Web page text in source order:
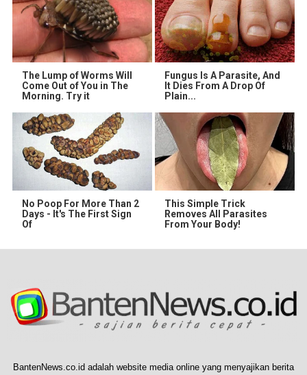
The Lump of Worms Will
Come Out of You in The
Morning. Try it
Fungus Is A Parasite, And
It Dies From A Drop Of
Plain...
No Poop For More Than 2
Days - It's The First Sign
Of
This Simple Trick
Removes All Parasites
From Your Body!
BantenNews.co.id adalah website media online yang menyajikan berita